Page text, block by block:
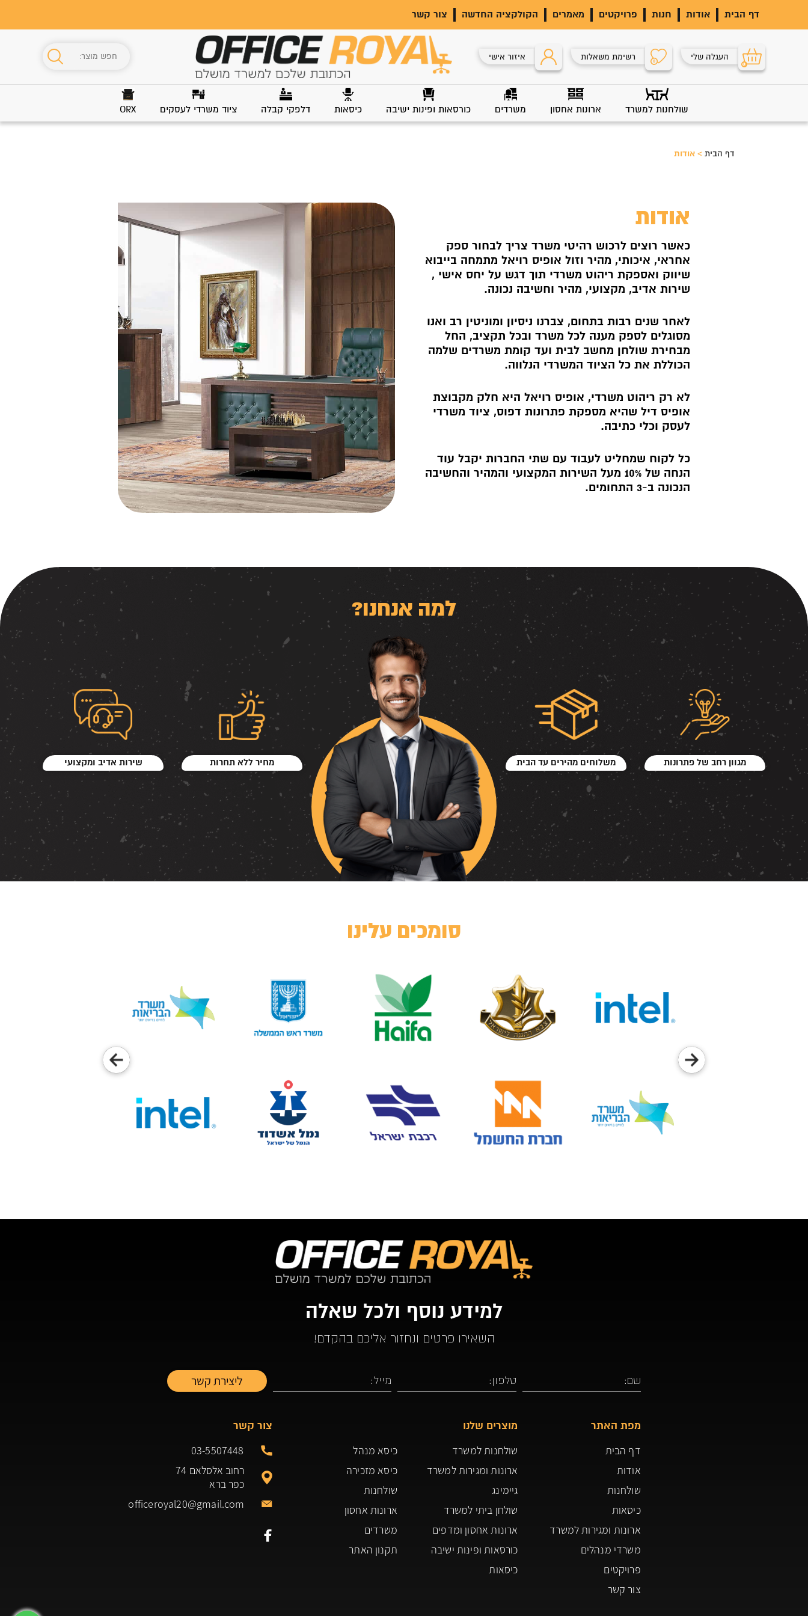
דף הבית אודות חנות פרויקטים מאמרים הקולקציה החדשה צור קשר
0
העגלה שלי 0 רשימת משאלות איזור אישי
שולחנות למשרד ארונות אחסון משרדים כורסאות ופינות ישיבה כיסאות דלפקי קבלה ציוד משרדי לעסקים ORX
דף הבית> אודות
אודות
כאשר רוצים לרכוש רהיטי משרד צריך לבחור ספק
אחראי, איכותי, מהיר וזול אופיס רויאל מתמחה בייבוא
שיווק ואספקת ריהוט משרדי תוך דגש על יחס אישי ,
שירות אדיב, מקצועי, מהיר וחשיבה נכונה.
לאחר שנים רבות בתחום, צברנו ניסיון ומוניטין רב ואנו
מסוגלים לספק מענה לכל משרד ובכל תקציב, החל
מבחירת שולחן מחשב לבית ועד קומת משרדים שלמה
הכוללת את כל הציוד המשרדי הנלווה.
לא רק ריהוט משרדי, אופיס רויאל היא חלק מקבוצת
אופיס דיל שהיא מספקת פתרונות דפוס, ציוד משרדי
לעסק וכלי כתיבה.
כל לקוח שמחליט לעבוד עם שתי החברות יקבל עוד
הנחה של 10% מעל השירות המקצועי והמהיר והחשיבה
הנכונה ב-3 התחומים.
למה אנחנו?
מגוון רחב של פתרונות משלוחים מהירים עד הבית מחיר ללא תחרות שירות אדיב ומקצועי
סומכים עלינו
למידע נוסף ולכל שאלה
השאירו פרטים ונחזור אליכם בהקדם!
מפת האתר
דף הבית
אודות
שולחנות
כיסאות
ארונות ומגירות למשרד
משרדי מנהלים
פרויקטים
צור קשר
מוצרים שלנו
שולחנות למשרד
ארונות ומגירות למשרד
גיימינג
שולחן ביתי למשרד
ארונות אחסון ומדפים
כורסאות ופינות ישיבה
כיסאות
כיסא מנהל
כיסא מזכירה
שולחנות
ארונות אחסון
משרדים
תקנון האתר
צור קשר
03-5507448
רחוב אלסלאם 74
כפר ברא
officeroyal20@gmail.com